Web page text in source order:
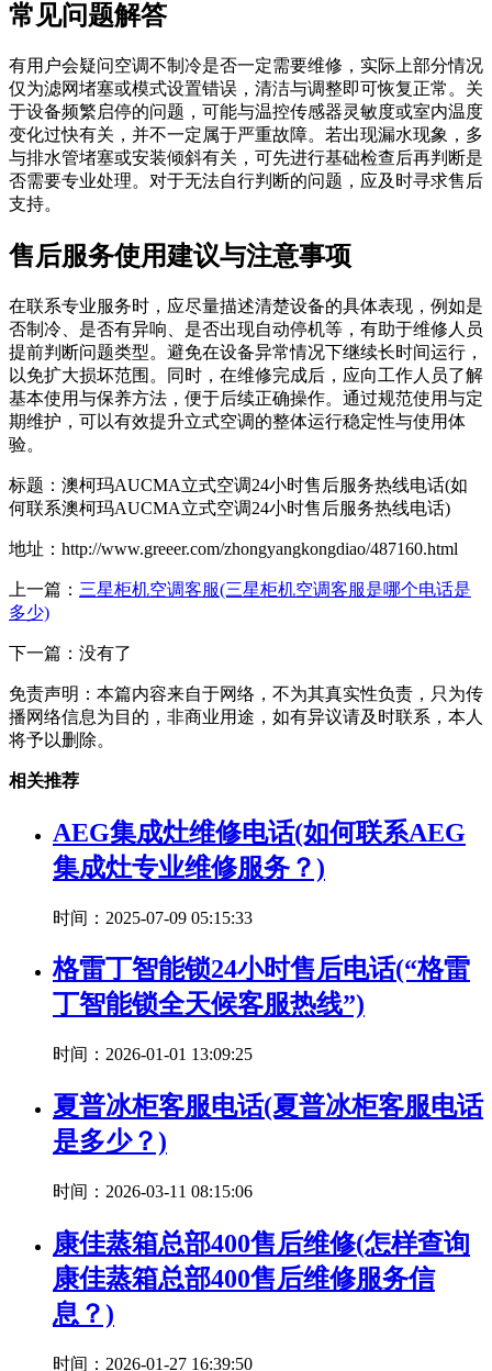
常见问题解答
有用户会疑问空调不制冷是否一定需要维修，实际上部分情况
仅为滤网堵塞或模式设置错误，清洁与调整即可恢复正常。关
于设备频繁启停的问题，可能与温控传感器灵敏度或室内温度
变化过快有关，并不一定属于严重故障。若出现漏水现象，多
与排水管堵塞或安装倾斜有关，可先进行基础检查后再判断是
否需要专业处理。对于无法自行判断的问题，应及时寻求售后
支持。
售后服务使用建议与注意事项
在联系专业服务时，应尽量描述清楚设备的具体表现，例如是
否制冷、是否有异响、是否出现自动停机等，有助于维修人员
提前判断问题类型。避免在设备异常情况下继续长时间运行，
以免扩大损坏范围。同时，在维修完成后，应向工作人员了解
基本使用与保养方法，便于后续正确操作。通过规范使用与定
期维护，可以有效提升立式空调的整体运行稳定性与使用体
验。
标题：澳柯玛AUCMA立式空调24小时售后服务热线电话(如
何联系澳柯玛AUCMA立式空调24小时售后服务热线电话)
地址：http://www.greeer.com/zhongyangkongdiao/487160.html
上一篇： 三星柜机空调客服(三星柜机空调客服是哪个电话是
多少)
下一篇：没有了
免责声明：本篇内容来自于网络，不为其真实性负责，只为传
播网络信息为目的，非商业用途，如有异议请及时联系，本人
将予以删除。
相关推荐
AEG集成灶维修电话(如何联系AEG
集成灶专业维修服务？)
时间：2025-07-09 05:15:33
格雷丁智能锁24小时售后电话(“格雷
丁智能锁全天候客服热线”)
时间：2026-01-01 13:09:25
夏普冰柜客服电话(夏普冰柜客服电话
是多少？)
时间：2026-03-11 08:15:06
康佳蒸箱总部400售后维修(怎样查询
康佳蒸箱总部400售后维修服务信
息？)
时间：2026-01-27 16:39:50